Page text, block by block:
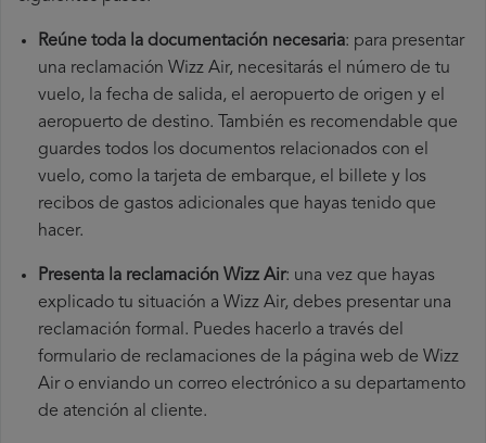
Reúne toda la documentación necesaria: para presentar
una reclamación Wizz Air, necesitarás el número de tu
vuelo, la fecha de salida, el aeropuerto de origen y el
aeropuerto de destino. También es recomendable que
guardes todos los documentos relacionados con el
vuelo, como la tarjeta de embarque, el billete y los
recibos de gastos adicionales que hayas tenido que
hacer.
Presenta la reclamación Wizz Air: una vez que hayas
explicado tu situación a Wizz Air, debes presentar una
reclamación formal. Puedes hacerlo a través del
formulario de reclamaciones de la página web de Wizz
Air o enviando un correo electrónico a su departamento
de atención al cliente.